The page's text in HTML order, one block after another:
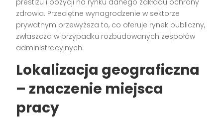
zdrowia. Przeciętne wynagrodzenie w sektorze
prywatnym przewyższa to, co oferuje rynek publiczny,
zwłaszcza w przypadku rozbudowanych zespołów
administracyjnych.
Lokalizacja geograficzna
– znaczenie miejsca
pracy